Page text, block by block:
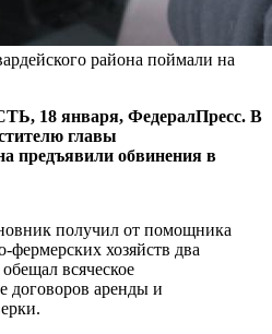
района поймали на
18 января, ФедералПресс. В
главы
предъявили обвинения в
получил от помощника
фермерских хозяйств два
всяческое
договоров аренды и